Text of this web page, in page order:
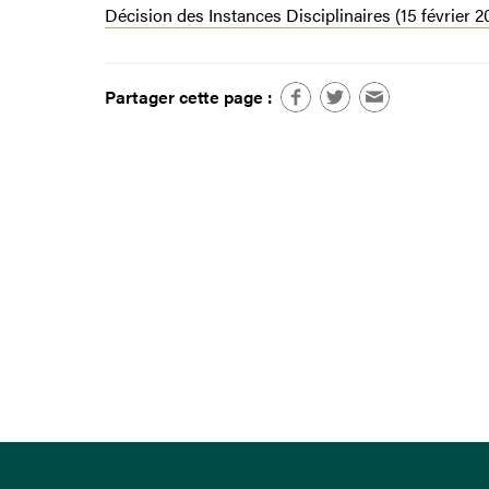
Décision des Instances Disciplinaires (15 février
Partager cette page :